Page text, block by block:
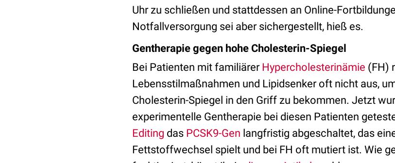
Uhr zu schließen und stattdessen an Online-
Notfallversorgung sei aber sichergestellt, hieß es.
Gentherapie gegen hohe Cholesterin-Spiegel
Bei Patienten mit familiärer Hypercholesterinämie (FH)
Lebensstilmaßnahmen und Lipidsenker oft nicht aus,
Cholesterin-Spiegel in den Griff zu bekommen. Jetzt
experimentelle Gentherapie bei diesen Patienten
Editing das PCSK9-Gen langfristig abgeschaltet, das
Fettstoffwechsel spielt und bei FH oft mutiert ist. Wie